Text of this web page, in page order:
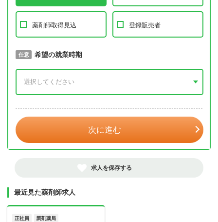
薬剤師取得見込 登録販売者
必須 取得予定年
任意 希望の就業時期
次に進む
求人を保存する
最近見た薬剤師求人
正社員 調剤薬局